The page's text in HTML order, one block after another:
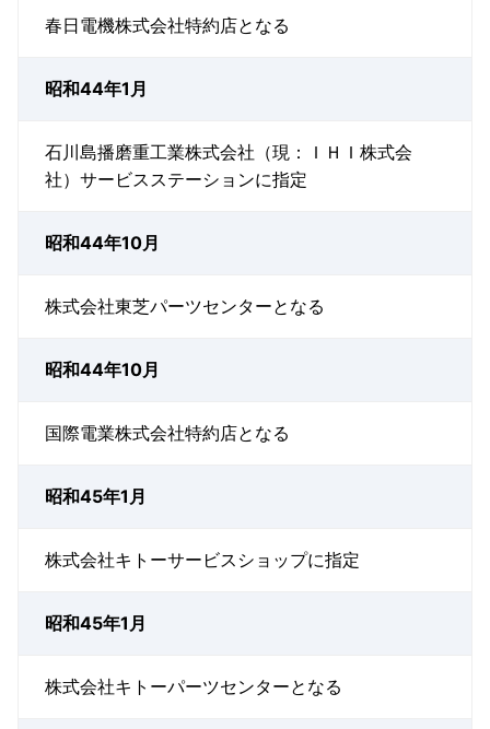
春日電機株式会社特約店となる
昭和44年1月
石川島播磨重工業株式会社（現：ＩＨＩ株式会
社）サービスステーションに指定
昭和44年10月
株式会社東芝パーツセンターとなる
昭和44年10月
国際電業株式会社特約店となる
昭和45年1月
株式会社キトーサービスショップに指定
昭和45年1月
株式会社キトーパーツセンターとなる